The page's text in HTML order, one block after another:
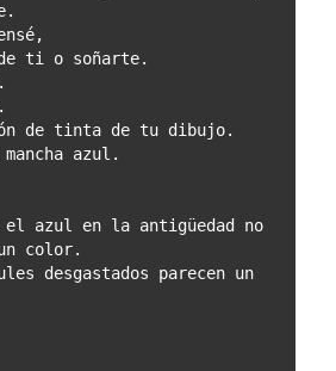
ti o soñarte.
de tinta de tu dibujo.
azul.
el azul en la antigüedad no
color.
desgastados parecen un